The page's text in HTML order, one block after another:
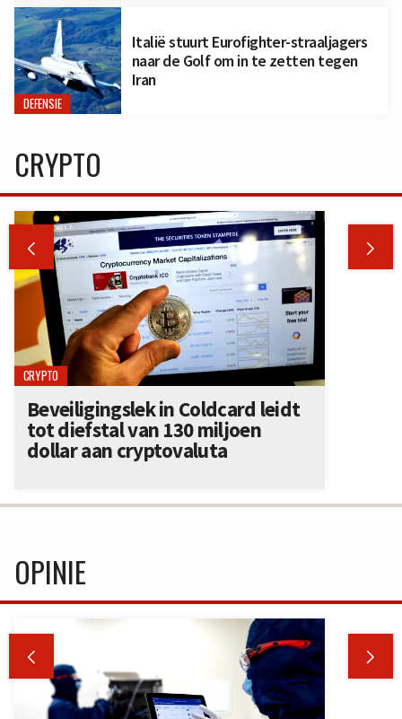
DEFENSIE
Italië stuurt Eurofighter-straaljagers
naar de Golf om in te zetten tegen
Iran
CRYPTO
 
CRYPTO
Beveiligingslek in Coldcard leidt
tot diefstal van 130 miljoen
dollar aan cryptovaluta
OPINIE
 